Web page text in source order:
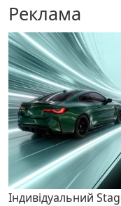
Реклама
Індивідуальний